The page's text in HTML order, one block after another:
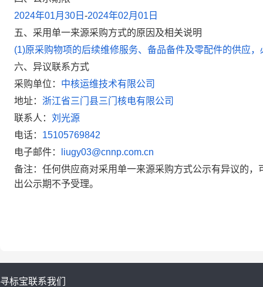
2024年01月 30 日 -2024年02月 01 日
五、采用单一来源采购方式的原因及相关说明
(1)原采购物项的后续维修服务、备品备件及零配件的供应
六、异议联系方式
采购单位： 中核运维技术有限公司
地址： 浙江省三门县三门核电有限公司
联系人： 刘光源
电话： 15105769842
电子邮件：
liugy03@cnnp.com.cn
备注：任何供应商对采用单一来源采购方式公示有异议的
出公示期不予受理。
寻标宝联系我们